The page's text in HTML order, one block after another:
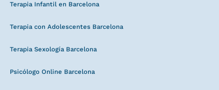
Terapia Infantil en Barcelona
Terapia con Adolescentes Barcelona
Terapia Sexología Barcelona
Psicólogo Online Barcelona